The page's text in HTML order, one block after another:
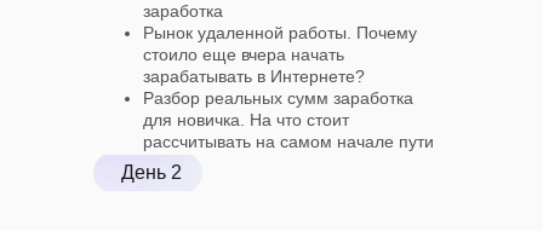
заработка
Рынок удаленной работы. Почему
стоило еще вчера начать
зарабатывать в Интернете?
Разбор реальных сумм заработка
для новичка. На что стоит
рассчитывать на самом начале пути
День 2